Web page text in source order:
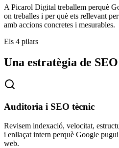
A Picarol Digital treballem perquè
on treballes i per què ets rellevant
amb accions concretes i mesurables.
Els 4 pilars
Una estratègia de
Auditoria i SEO tècnic
Revisem indexació, velocitat,
i enllaçat intern perquè Google
web.